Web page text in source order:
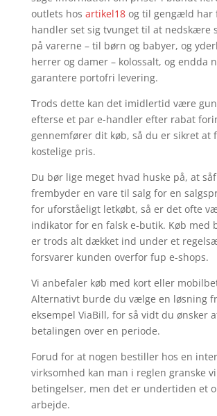
outlets hos artikel18og til gengæld har
handler set sig tvunget til at nedskære
på varerne – til børn og babyer, og
herrer og damer – kolossalt, og endda
garantere portofri levering.
Trods dette kan det imidlertid være
efterse et par e-handler efter rabat
gennemfører dit køb, så du er sikret at
kostelige pris.
Du bør lige meget hvad huske på, at
frembyder en vare til salg for en
for uforståeligt letkøbt, så er det ofte
indikator for en falsk e-butik. Køb med
er trods alt dækket ind under et
forsvarer kunden overfor fup e-shops.
Vi anbefaler køb med kort eller
Alternativt burde du vælge en løsning
eksempel ViaBill, for så vidt du ønsker
betalingen over en periode.
Forud for at nogen bestiller hos en
virksomhed kan man i reglen granske
betingelser, men det er undertiden et
arbejde.